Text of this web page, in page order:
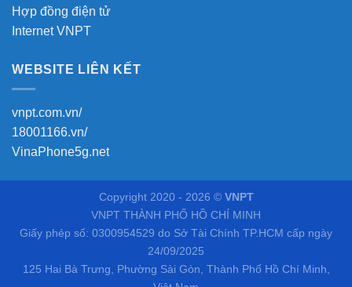
Hợp đồng điện tử
Internet VNPT
WEBSITE LIÊN KẾT
vnpt.com.vn/
18001166.vn/
VinaPhone5g.net
Copyright 2020 - 2026 © VNPT
VNPT THÀNH PHỐ HỒ CHÍ MINH
Giấy phép số: 0300954529 do Sở Tài Chính TP.HCM cấp ngày
24/09/2025
125 Hai Bà Trưng, Phường Sài Gòn, Thành Phố Hồ Chí Minh,